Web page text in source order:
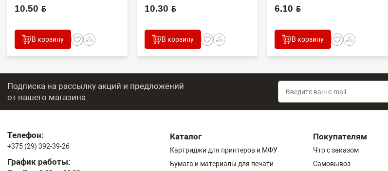
(CET), CET4313B, ...
10.50 BYN
В корзину
10.30 BYN
В корзину
6.10 BYN
В корзину
Подписка на рассылку акций и предложений
от нашего магазина
Телефон:
+375 (29) 392-39-26
График работы:
Каталог
Картриджи для принтеров и МФУ
Бумага и материалы для печати
Покупателям
Что с заказом
Самовывоз